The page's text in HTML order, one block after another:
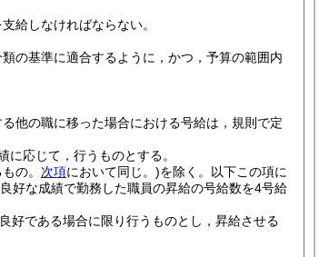
給しなければならない。
の基準に適合するように，かつ，予算の範囲内
他の職に移った場合における号給は，規則で定
応じて，行うものとする。
の。 次項において同じ。)を除く。以下この項に
好な成績で勤務した職員の昇給の号給数を4号給
好である場合に限り行うものとし，昇給させる